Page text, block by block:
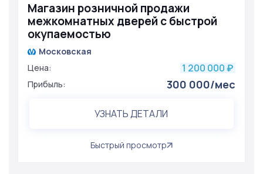
Магазин розничной продажи
межкомнатных дверей с быстрой
окупаемостью
Московская
Цена:
1 200 000 ₽
Прибыль: 300 000/мес
УЗНАТЬ ДЕТАЛИ
Быстрый просмотр